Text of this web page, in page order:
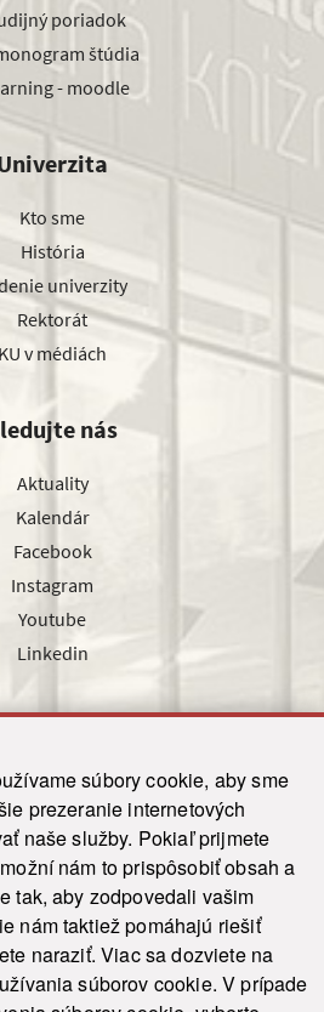
súbory cookie, aby sme
prezeranie internetových
naše služby. Pokiaľ prijmete
nám to prispôsobiť obsah a
tak, aby zodpovedali vašim
nám taktiež pomáhajú riešiť
naraziť. Viac sa dozviete na
súborov cookie. V prípade
poriadok
štúdia
- moodle
Kto sme
História
univerzity
Rektorát
KU v médiách
nás
Aktuality
Kalendár
Facebook
Instagram
Youtube
Linkedin
Odoslať
vyhradené. Ochrana osobných údajov